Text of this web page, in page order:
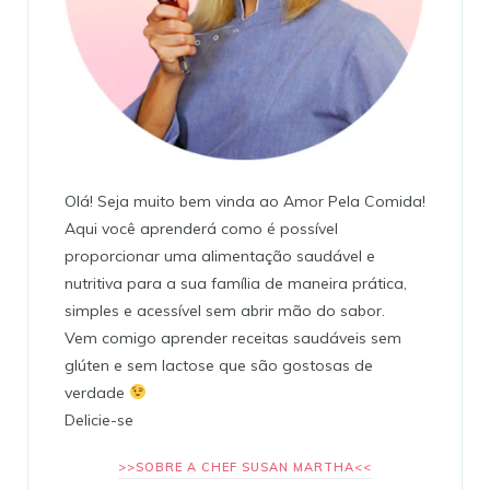
Olá! Seja muito bem vinda ao Amor Pela Comida!
Aqui você aprenderá como é possível
proporcionar uma alimentação saudável e
nutritiva para a sua família de maneira prática,
simples e acessível sem abrir mão do sabor.
Vem comigo aprender receitas saudáveis sem
glúten e sem lactose que são gostosas de
verdade
Delicie-se
>>SOBRE A CHEF SUSAN MARTHA<<